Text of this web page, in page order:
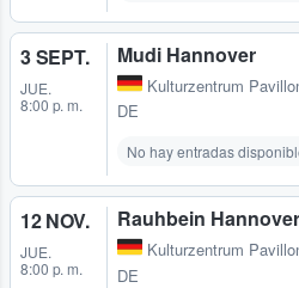
3 SEPT.
JUE.
8:00 p. m.
Mudi Hannover
Kulturzentrum
DE
No hay entradas
12 NOV.
JUE.
8:00 p. m.
Rauhbein Hannover
Kulturzentrum
DE